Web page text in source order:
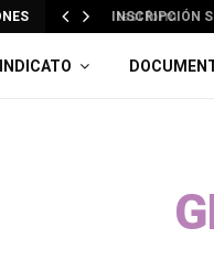
INSCRIPCIÓN